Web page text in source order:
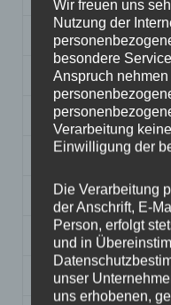
Breite
Design
Durchmesser
Fertigung
Hersteller
Lochkreis
Wir freuen uns
Nutzung der
besondere
Anspruch
Verarbeitung
Einwilligung der
Die Verarbeitung
der Anschrift, E-
Person, erfolgt
und in
unser
uns erhobenen,